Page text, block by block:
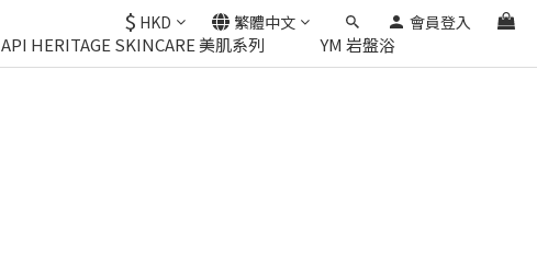
$ HKD 繁體中文 會員登入
API HERITAGE SKINCARE 美肌系列 YM 岩盤浴